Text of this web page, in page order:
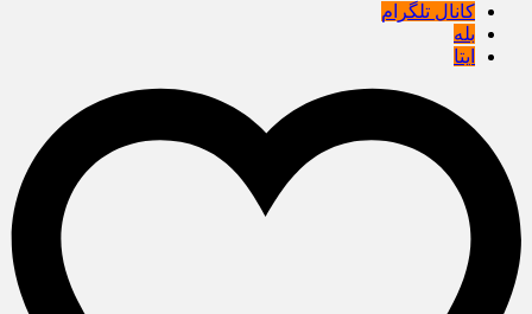
کانال تلگرام
بله
ایتا